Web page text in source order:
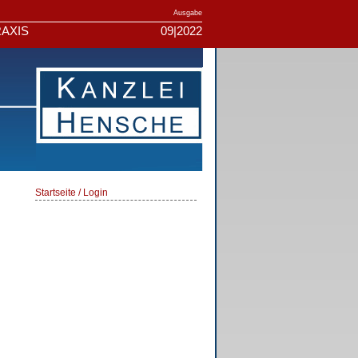
Ausgabe
09|2022
Startseite / Login